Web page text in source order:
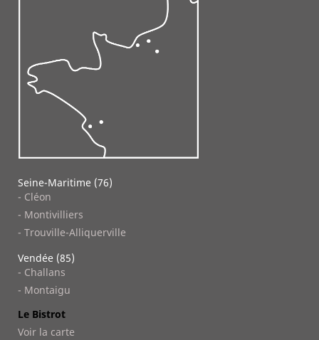
Seine-Maritime (76)
- Cléon
- Montivilliers
- Trouville-Alliquerville
Vendée (85)
- Challans
- Montaigu
Le Bistrot
Voir la carte